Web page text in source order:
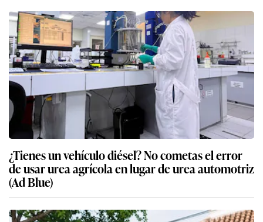
¿Tienes un vehículo diésel? No cometas el error
de usar urea agrícola en lugar de urea automotriz
(Ad Blue)